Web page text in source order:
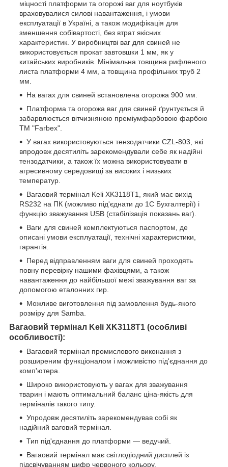
міцності платформи та огорожі ваг для ноутбуків
враховувалися силові навантаження, і умови
експлуатації в Україні, а також модифікація для
зменшення собівартості, без втрат якісних
характеристик. У виробництві ваг для свиней не
використовується прокат завтовшки 1 мм, як у
китайських виробників. Мінімальна товщина рифленого
листа платформи 4 мм, а товщина профільних труб 2
мм.
На вагах для свиней встановлена огорожа 900 мм.
Платформа та огорожа ваг для свиней ґрунтується й
забарвлюється вітчизняною преміумфарбовою фарбою
ТМ "Farbex".
У вагах використовуються тензодатчики CZL-803, які
впродовж десятиліть зарекомендували себе як надійні
тензодатчики, а також їх можна використовувати в
агресивному середовищі за високих і низьких
температур.
Вагаовий термінал Keli XK3118T1, який має вихід
RS232 на ПК (можливо під'єднати до 1С Бухгалтерії) і
функцію зважування USB (стабілізація показань ваг).
Ваги для свиней комплектуються паспортом, де
описані умови експлуатації, технічні характеристики,
гарантія.
Перед відправленням ваги для свиней проходять
повну перевірку нашими фахівцями, а також
навантаження до найбільшої межі зважування ваг за
допомогою еталонних гир.
Можливе виготовлення під замовлення будь-якого
розміру для Samba.
Вагаовий термінал Keli XK3118T1 (особливі
особливості):
Вагаовий термінал промислового виконання з
розширеним функціоналом і можливістю під'єднання до
комп'ютера.
Широко використовують у вагах для зважування
тварин і мають оптимальний баланс ціна-якість для
терміналів такого типу.
Упродовж десятиліть зарекомендував собі як
надійний ваговий термінал.
Тип під'єднання до платформи — ведучий.
Вагаовий термінал має світлодіодний дисплей із
підсвічуванням цифр червоного кольору.